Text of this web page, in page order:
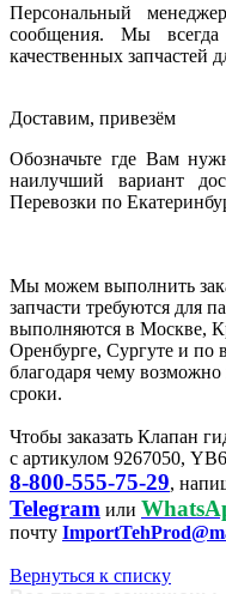
Персональный
сообщения. Мы
качественных запчастей
Доставим, привезём
Обозначьте где Вам
наилучший вариант
Перевозки по
Мы можем выполнить
запчасти требуются для
выполняются в Москве,
Оренбурге, Сургуте и по
благодаря чему
сроки.
Чтобы заказать Клапан
с артикулом 9267050,
8-800-555-75-29,
Telegram или
почту
Вернуться к списку